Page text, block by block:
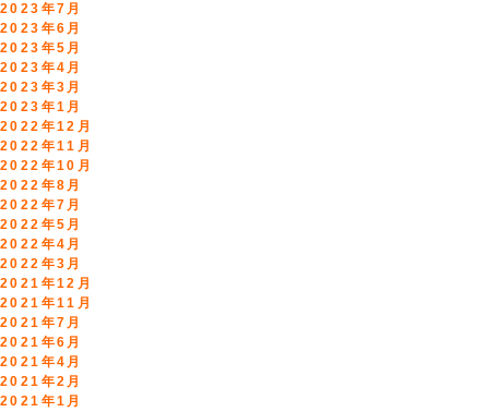
2023年7月
2023年6月
2023年5月
2023年4月
2023年3月
2023年1月
2022年12月
2022年11月
2022年10月
2022年8月
2022年7月
2022年5月
2022年4月
2022年3月
2021年12月
2021年11月
2021年7月
2021年6月
2021年4月
2021年2月
2021年1月